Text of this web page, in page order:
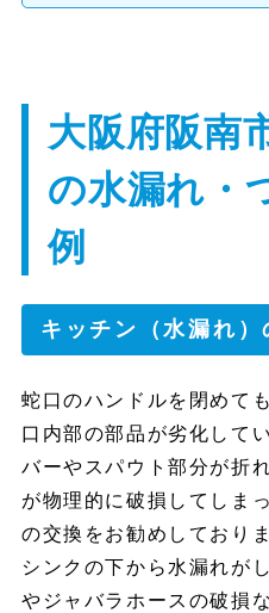
大阪府阪南
の水漏れ・
例
キッチン（水漏れ）
蛇口のハンドルを閉めて
口内部の部品が劣化して
バーやスパウト部分が折
が物理的に破損してしま
の交換をお勧めしておりま
シンクの下から水漏れが
やジャバラホースの破損